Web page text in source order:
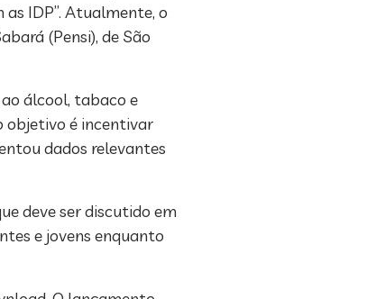
IDP”. Atualmente, o
(Pensi), de São
álcool, tabaco e
objetivo é incentivar
dados relevantes
deve ser discutido em
e jovens enquanto